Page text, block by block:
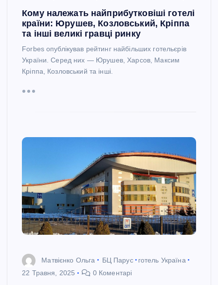
Кому належать найприбутковіші готелі
країни: Юрушев, Козловський, Кріппа
та інші великі гравці ринку
Forbes опублікував рейтинг найбільших готельєрів
України. Серед них — Юрушев, Харсов, Максим
Кріппа, Козловський та інші.
Матвієнко Ольга БЦ Парус
готель Україна
22 Травня, 2025
0 Коментарі